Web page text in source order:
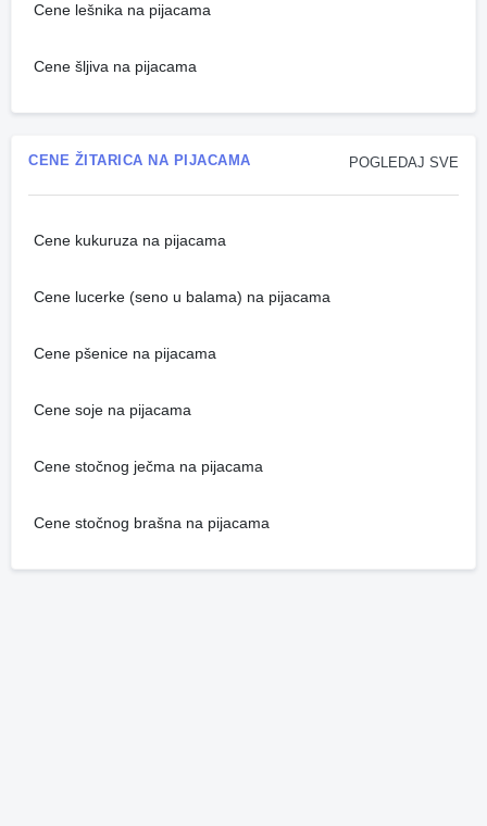
Cene lešnika na pijacama
Cene šljiva na pijacama
POGLEDAJ SVE
CENE ŽITARICA NA PIJACAMA
Cene kukuruza na pijacama
Cene lucerke (seno u balama) na pijacama
Cene pšenice na pijacama
Cene soje na pijacama
Cene stočnog ječma na pijacama
Cene stočnog brašna na pijacama